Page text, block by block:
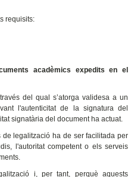
requisits:
acadèmics expedits en el
del qual s’atorga validesa a un
l'autenticitat de la signatura del
signatària del document ha actuat.
legalització ha de ser facilitada per
l'autoritat competent o els serveis
i, per tant, perquè aquests